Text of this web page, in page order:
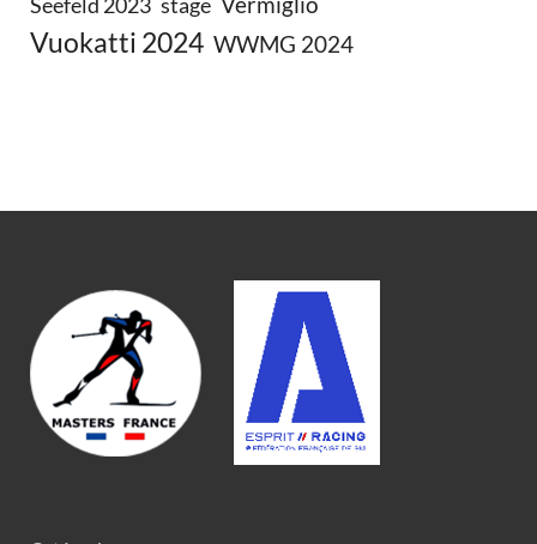
Seefeld 2023 stage
Vuokatti 2024 WWMG 2024